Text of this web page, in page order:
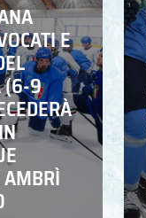
E
(6-9